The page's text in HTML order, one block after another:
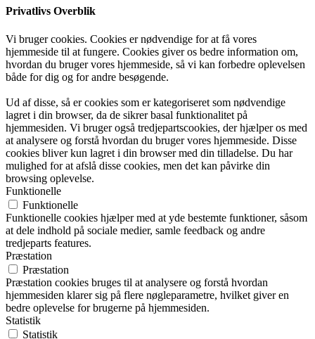
Privatlivs Overblik
Vi bruger cookies. Cookies er nødvendige for at få vores
hjemmeside til at fungere. Cookies giver os bedre information om,
hvordan du bruger vores hjemmeside, så vi kan forbedre oplevelsen
både for dig og for andre besøgende.
Ud af disse, så er cookies som er kategoriseret som nødvendige
lagret i din browser, da de sikrer basal funktionalitet på
hjemmesiden. Vi bruger også tredjepartscookies, der hjælper os med
at analysere og forstå hvordan du bruger vores hjemmeside. Disse
cookies bliver kun lagret i din browser med din tilladelse. Du har
mulighed for at afslå disse cookies, men det kan påvirke din
browsing oplevelse.
Funktionelle
Funktionelle
Funktionelle cookies hjælper med at yde bestemte funktioner, såsom
at dele indhold på sociale medier, samle feedback og andre
tredjeparts features.
Præstation
Præstation
Præstation cookies bruges til at analysere og forstå hvordan
hjemmesiden klarer sig på flere nøgleparametre, hvilket giver en
bedre oplevelse for brugerne på hjemmesiden.
Statistik
Statistik